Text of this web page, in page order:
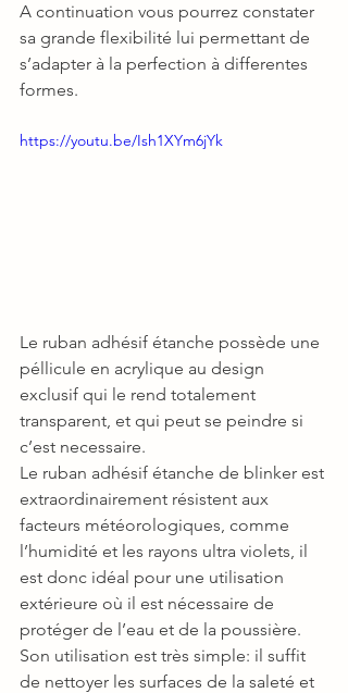
A continuation vous pourrez constater
sa grande flexibilité lui permettant de
s’adapter à la perfection à differentes
formes.
https://youtu.be/Ish1XYm6jYk
Le ruban adhésif étanche possède une
péllicule en acrylique au design
exclusif qui le rend totalement
transparent, et qui peut se peindre si
c’est necessaire.
Le ruban adhésif étanche de blinker est
extraordinairement résistent aux
facteurs météorologiques, comme
l’humidité et les rayons ultra violets, il
est donc idéal pour une utilisation
extérieure où il est nécessaire de
protéger de l’eau et de la poussière.
Son utilisation est très simple: il suffit
de nettoyer les surfaces de la saleté et